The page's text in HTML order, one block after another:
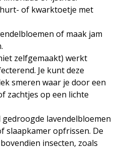
of kwarktoetje met
of maak jam
zelfgemaakt) werkt
Je kunt deze
smeren waar je door een
zachtjes op een lichte
lavendelbloemen
slaapkamer opfrissen. De
insecten, zoals